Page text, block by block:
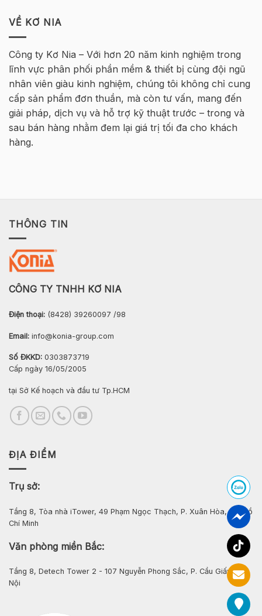
Bê
Cốt
thép
2026
–
Hà
Nội
MT
HØJGAARD
VIETNAM
VỀ KƠ NIA
Công ty Kơ Nia – Với hơn 20 năm kinh nghiệm trong
lĩnh vực phân phối phần mềm & thiết bị cùng đội ngũ
nhân viên giàu kinh nghiệm, chúng tôi không chỉ cung
cấp sản phẩm đơn thuần, mà còn tư vấn, mang đến
giải pháp, dịch vụ và hỗ trợ kỹ thuật trước – trong và
sau bán hàng nhằm đem lại giá trị tối đa cho khách
hàng.
THÔNG TIN
CÔNG TY TNHH KƠ NIA
Điện thoại: (8428) 39260097 /98
Email: info@konia-group.com
Số ĐKKD: 0303873719
Cấp ngày 16/05/2005
tại Sở Kế hoạch và đầu tư Tp.HCM
ĐỊA ĐIỂM
Trụ sở:
Tầng 8, Tòa nhà iTower, 49 Phạm Ngọc Thạch, P. Xuân Hòa, Tp. Hồ
Chí Minh
Văn phòng miền Bắc:
Tầng 8, Detech Tower 2 - 107 Nguyễn Phong Sắc, P. Cầu Giấy, Hà
Nội